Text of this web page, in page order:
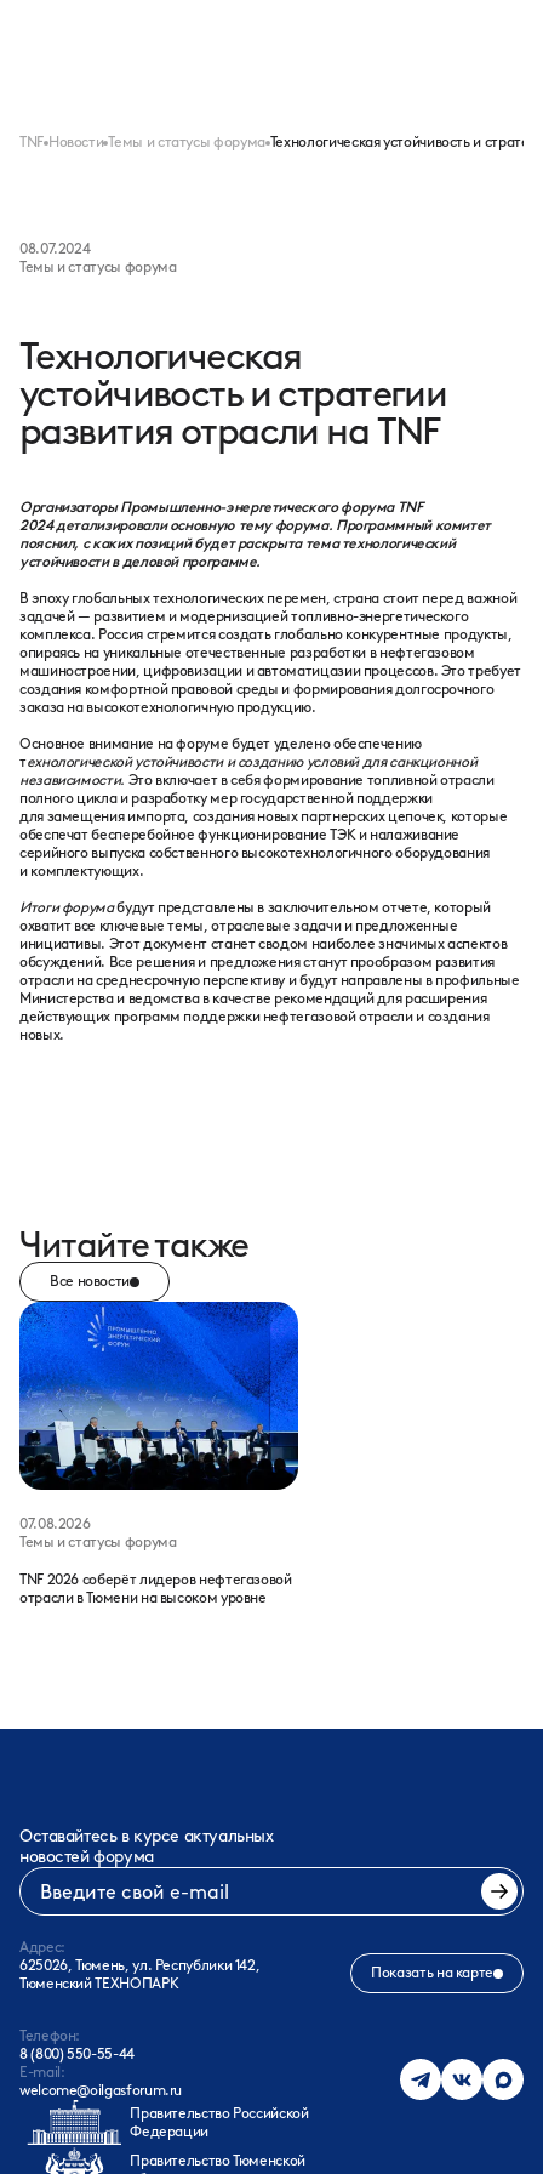
TNF Новости Темы и статусы форума Технологическая устойчивость и
08.07.2024
Темы и статусы форума
Технологическая
устойчивость и стратегии
развития отрасли на TNF
Организаторы Промышленно-энергетического форума TNF
2024 детализировали основную тему форума. Программный комитет
пояснил, с каких позиций будет раскрыта тема технологический
устойчивости в деловой программе.
В эпоху глобальных технологических перемен, страна стоит перед важной
задачей — развитием и модернизацией топливно-энергетического
комплекса. Россия стремится создать глобально конкурентные продукты,
опираясь на уникальные отечественные разработки в нефтегазовом
машиностроении, цифровизации и автоматицазии процессов. Это требует
создания комфортной правовой среды и формирования долгосрочного
заказа на высокотехнологичную продукцию.
Основное внимание на форуме будет уделено обеспечению
технологической устойчивости и созданию условий для санкционной
независимости. Это включает в себя формирование топливной отрасли
полного цикла и разработку мер государственной поддержки
для замещения импорта, создания новых партнерских цепочек, которые
обеспечат бесперебойное функционирование ТЭК и налаживание
серийного выпуска собственного высокотехнологичного оборудования
и комплектующих.
Итоги форумабудут представлены в заключительном отчете, который
охватит все ключевые темы, отраслевые задачи и предложенные
инициативы. Этот документ станет сводом наиболее значимых аспектов
обсуждений. Все решения и предложения станут прообразом развития
отрасли на среднесрочную перспективу и будут направлены в профильные
Министерства и ведомства в качестве рекомендаций для расширения
действующих программ поддержки нефтегазовой отрасли и создания
новых.
Читайте также
Все новости
07.08.2026
Темы и статусы форума
TNF 2026 соберёт лидеров нефтегазовой
отрасли в Тюмени на высоком уровне
Оставайтесь в курсе актуальных
новостей форума
Адрес:
625026, Тюмень, ул. Республики 142,
Тюменский ТЕХНОПАРК
Показать на карте
Телефон:
8 (800) 550-55-44
E-mail:
welcome@oilgasforum.ru
Правительство Российской
Федерации
Правительство Тюменской